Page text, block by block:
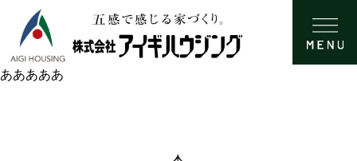
あああああ